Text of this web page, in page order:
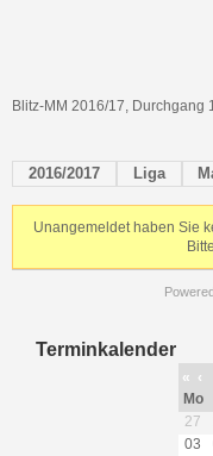
Blitz-MM 2016/17, Durchgang
2016/2017 Liga
Unangemeldet haben Sie
Terminkalender
« ‹
Mo
27
03